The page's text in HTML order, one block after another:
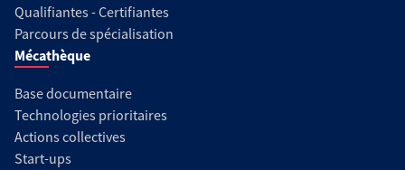
Qualifiantes - Certifiantes
Parcours de spécialisation
Mécathèque
Base documentaire
Technologies prioritaires
Actions collectives
Start-ups